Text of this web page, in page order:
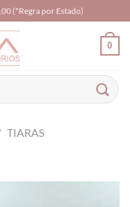
(*Regra por Estado)
0
TIARAS